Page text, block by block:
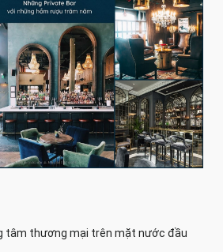
tâm thương mại trên mặt nước đầu